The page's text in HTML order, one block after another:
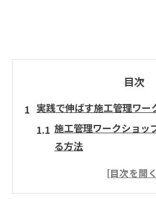
目次
実践で伸ばす施工管理ワー
施工管理ワークショッ
る方法
施工管理に役立つ現場